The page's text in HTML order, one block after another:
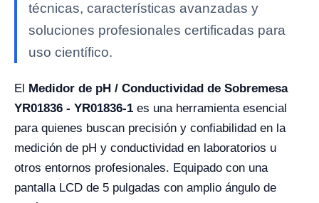
técnicas, características avanzadas y
soluciones profesionales certificadas para
uso científico.
El Medidor de pH / Conductividad de Sobremesa
YR01836 - YR01836-1 es una herramienta esencial
para quienes buscan precisión y confiabilidad en la
medición de pH y conductividad en laboratorios u
otros entornos profesionales. Equipado con una
pantalla LCD de 5 pulgadas con amplio ángulo de